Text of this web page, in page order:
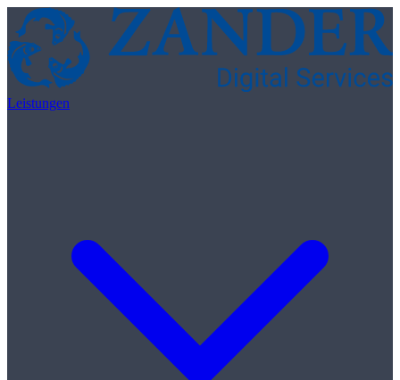
Skip to content
Leistungen